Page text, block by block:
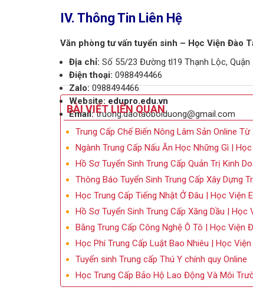
IV. Thông Tin Liên Hệ
Văn phòng tư vấn tuyển sinh – Học Viện Đào
Địa chỉ: Số 55/23 Đường tl19 Thạnh Lộc, Quận
Điện thoại: 0988494466
Zalo:0988494466
Website: edupro.edu.vn
Email:truong.daotaoboiduong@gmail.com
BÀI VIẾT LIÊN QUAN
Trung Cấp Chế Biến Nông Lâm Sản Online
Ngành Trung Cấp Nấu Ăn Học Những Gì |
Hồ Sơ Tuyển Sinh Trung Cấp Quản Trị Kinh
Thông Báo Tuyển Sinh Trung Cấp Xây Dựng
Học Trung Cấp Tiếng Nhật Ở Đâu | Học Viện
Hồ Sơ Tuyển Sinh Trung Cấp Xăng Dầu | Học
Bằng Trung Cấp Công Nghệ Ô Tô | Học Viện
Học Phí Trung Cấp Luật Bao Nhiêu | Học Viện
Tuyển sinh Trung cấp Thú Y chính quy Online
Học Trung Cấp Bảo Hộ Lao Động Và Môi